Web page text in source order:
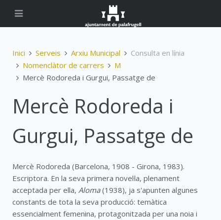
Inici Serveis Arxiu Municipal
Consulta en línia
Nomenclàtor de carrers
M
Mercè Rodoreda i Gurgui, Passatge de
Mercè Rodoreda i
Gurgui, Passatge de
Mercè Rodoreda (Barcelona, 1908 - Girona, 1983).
Escriptora. En la seva primera novel·la, plenament
acceptada per ella, Aloma(1938), ja s'apunten algunes
constants de tota la seva producció: temàtica
essencialment femenina, protagonitzada per una noia i